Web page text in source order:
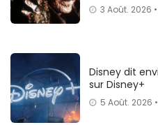
3 Août. 2026
Disney dit
sur Disney+
5 Août. 2026